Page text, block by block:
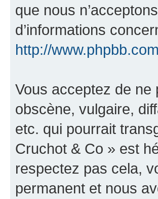
que nous
d’informations
http://
Vous acceptez de
obscène, vulgaire,
etc. qui pourrait
Cruchot & Co » est
respectez pas cela,
permanent et nous